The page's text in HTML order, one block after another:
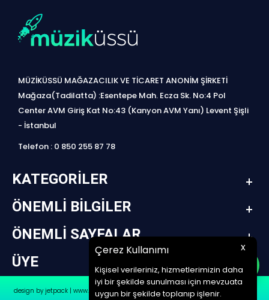
Çerez Kullanımı x
Kişisel verileriniz, hizmetlerimizin daha
iyi bir şekilde sunulması için mevzuata
uygun bir şekilde toplanıp işlenir.
MÜZİKÜSSÜ MAĞAZACILIK VE TİCARET ANONİM ŞİRKETİ
Mağaza(Tadilatta) :Esentepe Mah. Ecza Sk. No:4 Pol
Center AVM Giriş Kat No:43 (Kanyon AVM Yanı) Levent Şişli
- İstanbul
Telefon : 0 850 255 87 78
KATEGORILER
ÖNEMLI BILGILER
ÖNEMLI SAYFALAR
ÜYE
design by jetpack | www.müziküssü.com | copyright ©2022 Tüm hakları saklıdır.